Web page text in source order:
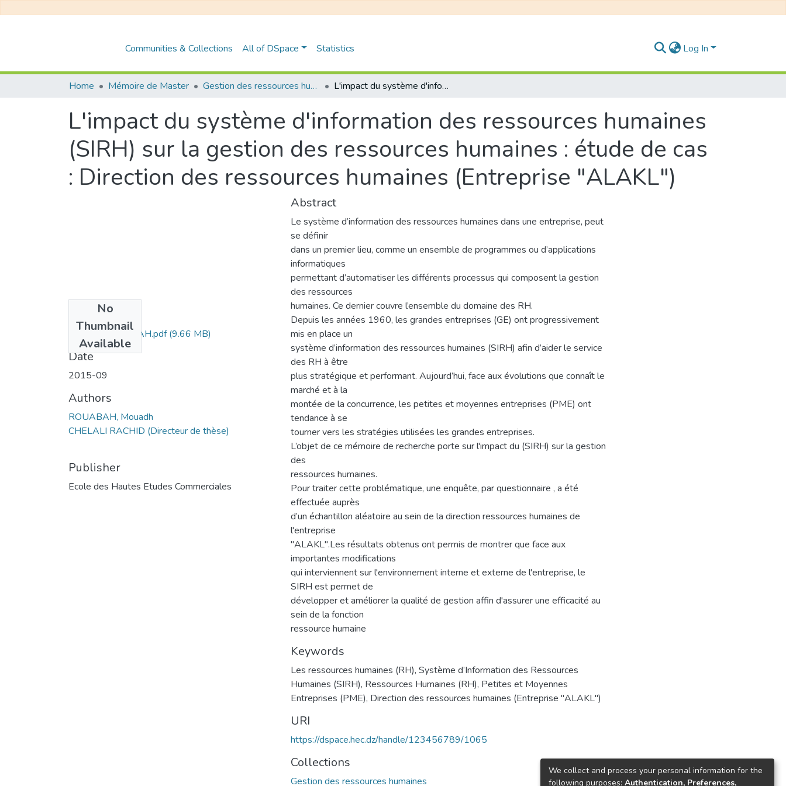
Communities & Collections All of DSpace Statistics Log In
Home Mémoire de Master Gestion des ressources humaines L'impact du système d'information des ressources humaines (SIRH) sur la gestion des ressources humaines : étude de cas : Direction des ressources humaines (Entreprise "ALAKL")
L'impact du système d'information des ressources humaines
(SIRH) sur la gestion des ressources humaines : étude de cas
: Direction des ressources humaines (Entreprise "ALAKL")
No
Thumbnail
Available
Mouadh ROUABAH.pdf(9.66 MB)
Date
2015-09
Authors
ROUABAH, Mouadh
CHELALI RACHID (Directeur de thèse)
Publisher
Ecole des Hautes Etudes Commerciales
Abstract
Le système d’information des ressources humaines dans une entreprise, peut
se définir
dans un premier lieu, comme un ensemble de programmes ou d’applications
informatiques
permettant d’automatiser les différents processus qui composent la gestion
des ressources
humaines. Ce dernier couvre l’ensemble du domaine des RH.
Depuis les années 1960, les grandes entreprises (GE) ont progressivement
mis en place un
système d’information des ressources humaines (SIRH) afin d’aider le service
des RH à être
plus stratégique et performant. Aujourd’hui, face aux évolutions que connaît le
marché et à la
montée de la concurrence, les petites et moyennes entreprises (PME) ont
tendance à se
tourner vers les stratégies utilisées les grandes entreprises.
L’objet de ce mémoire de recherche porte sur l'impact du (SIRH) sur la gestion
des
ressources humaines.
Pour traiter cette problématique, une enquête, par questionnaire , a été
effectuée auprès
d’un échantillon aléatoire au sein de la direction ressources humaines de
l'entreprise
"ALAKL".Les résultats obtenus ont permis de montrer que face aux
importantes modifications
qui interviennent sur l'environnement interne et externe de l'entreprise, le
SIRH est permet de
développer et améliorer la qualité de gestion affin d'assurer une efficacité au
sein de la fonction
ressource humaine
Keywords
Les ressources humaines (RH), Système d’Information des Ressources
Humaines (SIRH), Ressources Humaines (RH), Petites et Moyennes
Entreprises (PME), Direction des ressources humaines (Entreprise "ALAKL")
URI
https://dspace.hec.dz/handle/123456789/1065
Collections
Gestion des ressources humaines
We collect and process your personal information for the
following purposes: Authentication, Preferences,